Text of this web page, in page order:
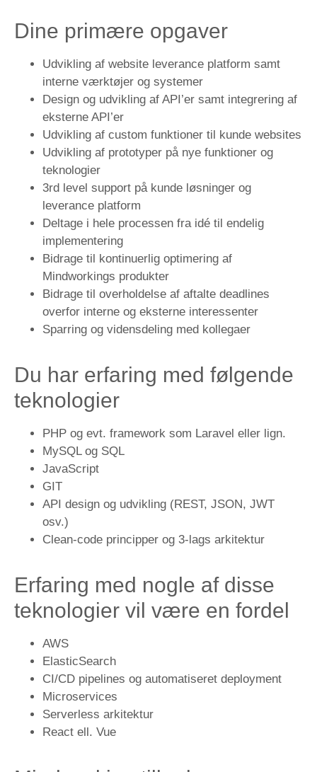
Dine primære opgaver
Udvikling af website leverance platform samt
interne værktøjer og systemer
Design og udvikling af API’er samt integrering af
eksterne API’er
Udvikling af custom funktioner til kunde websites
Udvikling af prototyper på nye funktioner og
teknologier
3rd level support på kunde løsninger og
leverance platform
Deltage i hele processen fra idé til endelig
implementering
Bidrage til kontinuerlig optimering af
Mindworkings produkter
Bidrage til overholdelse af aftalte deadlines
overfor interne og eksterne interessenter
Sparring og vidensdeling med kollegaer
Du har erfaring med følgende
teknologier
PHP og evt. framework som Laravel eller lign.
MySQL og SQL
JavaScript
GIT
API design og udvikling (REST, JSON, JWT
osv.)
Clean-code principper og 3-lags arkitektur
Erfaring med nogle af disse
teknologier vil være en fordel
AWS
ElasticSearch
CI/CD pipelines og automatiseret deployment
Microservices
Serverless arkitektur
React ell. Vue